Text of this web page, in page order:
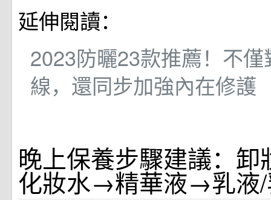
延伸閱讀：
2023防曬23款推薦！不
線，還同步加強內在修護
晚上保養步驟建議：
化妝水→精華液→乳液/